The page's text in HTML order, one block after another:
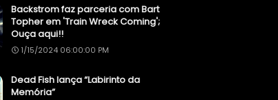
Backstrom faz parceria com Bart
Topher em 'Train Wreck Coming';
Ouça aqui!!
1/15/2024 06:00:00 PM
Dead Fish lança “Labirinto da
Memória”